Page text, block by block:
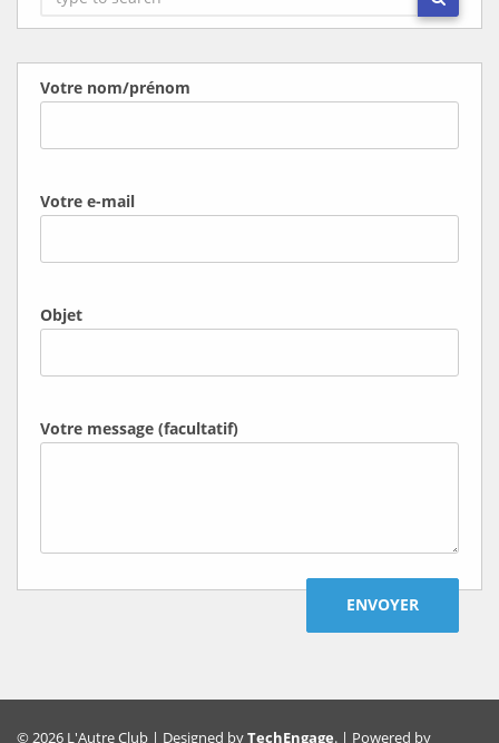
Votre nom/prénom
Votre e-mail
Objet
Votre message (facultatif)
© 2026 L'Autre Club | Designed byTechEngage. | Powered by